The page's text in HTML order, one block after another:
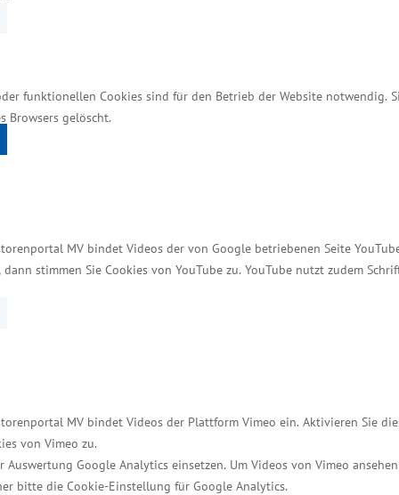
funktionellen Cookies sind für den Betrieb der Website notwendig.
Browsers gelöscht.
MV bindet Videos der von Google betriebenen Seite
dann stimmen Sie Cookies von YouTube zu. YouTube nutzt zudem
MV bindet Videos der Plattform Vimeo ein. Aktivieren Sie
von Vimeo zu.
Auswertung Google Analytics einsetzen. Um Videos von Vimeo
bitte die Cookie-Einstellung für Google Analytics.
Inhaber/innen über 61 Jahre alt. Zudem wird
zunehmen. Es gibt aktuell
Hochschulen, Tourismuswirtschaft,
verstärkt auf Frauen im Handwerk,
Handwerk
vielfältig. „Auch künftig werden wir das
und Investitionsunterstützungen sowie
Aufgrund des technologischen Wandels
Extra“. Dabei wird ein erfolgreicher
Absolventen eines Jahres erhalten darüber
mit insgesamt 2,58 Millionen Euro
aufwendig sein, lohnt sich aber im
Entwicklung. Mecklenburg-
Meyer weiter.